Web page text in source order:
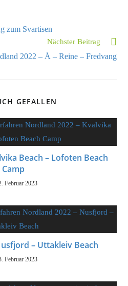
zum Svartisen
Nächster Beitrag
2022 – Å – Reine – Fredvang
GEFALLEN
Beach – Lofoten Beach
Camp
Februar 2023
– Uttakleiv Beach
Februar 2023